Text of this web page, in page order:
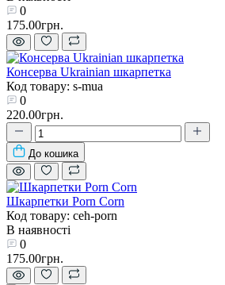
0
175.00грн.
Консерва Ukrainian шкарпетка
Код товару: s-mua
0
220.00грн.
До кошика
Шкарпетки Porn Corn
Код товару: ceh-porn
В наявності
0
175.00грн.